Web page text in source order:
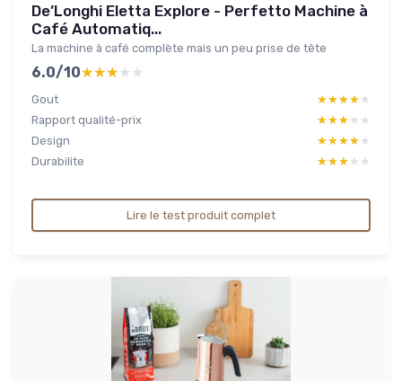
De’Longhi Eletta Explore - Perfetto Machine à
Café Automatiq...
La machine à café complète mais un peu prise de tête
6.0/10★★★★★
★★★★★
Gout ★★★★★
★★★★★
Rapport qualité-prix
★★★★★
★★★★★
Design
★★★★★
★★★★★
Durabilite
★★★★★
★★★★★
Lire le test produit complet